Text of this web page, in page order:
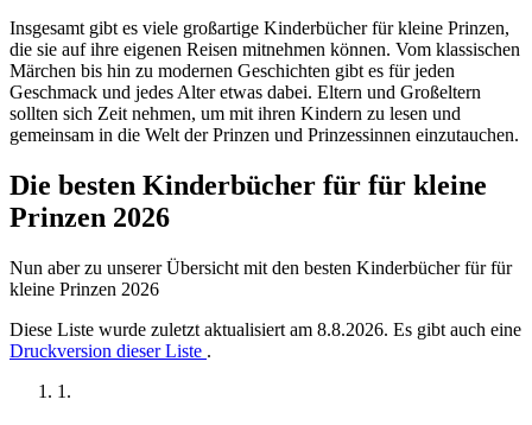
Insgesamt gibt es viele großartige Kinderbücher für kleine Prinzen,
die sie auf ihre eigenen Reisen mitnehmen können. Vom klassischen
Märchen bis hin zu modernen Geschichten gibt es für jeden
Geschmack und jedes Alter etwas dabei. Eltern und Großeltern
sollten sich Zeit nehmen, um mit ihren Kindern zu lesen und
gemeinsam in die Welt der Prinzen und Prinzessinnen einzutauchen.
Die besten Kinderbücher für für kleine
Prinzen 2026
Nun aber zu unserer Übersicht mit den besten Kinderbücher für für
kleine Prinzen 2026
Diese Liste wurde zuletzt aktualisiert am 8.8.2026. Es gibt auch eine
Druckversion dieser Liste .